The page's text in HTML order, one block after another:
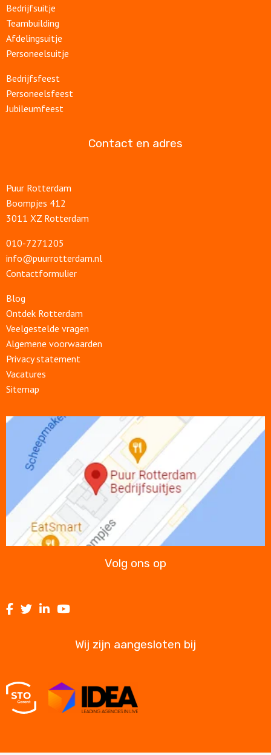
Bedrijfsuitje
Teambuilding
Afdelingsuitje
Personeelsuitje
Bedrijfsfeest
Personeelsfeest
Jubileumfeest
Contact en adres
Puur Rotterdam
Boompjes 412
3011 XZ Rotterdam
010-7271205
info@puurrotterdam.nl
Contactformulier
Blog
Ontdek Rotterdam
Veelgestelde vragen
Algemene voorwaarden
Privacy statement
Vacatures
Sitemap
Open
Volg ons op
VolgVolgVolgVolg
op
Wij zijn aangesloten bij